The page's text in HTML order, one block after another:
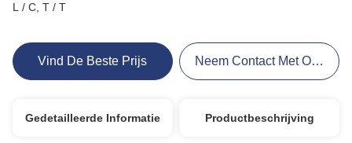
L / C, T / T
Vind De Beste Prijs Neem Contact Met Ons Op
Gedetailleerde Informatie Productbeschrijving